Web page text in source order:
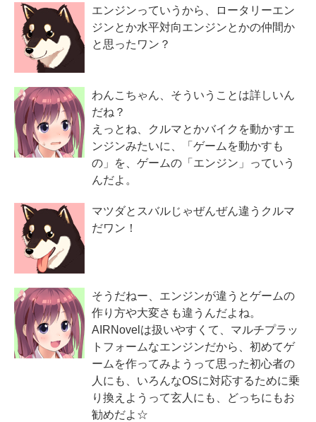
エンジンっていうから、ロータリーエン
ジンとか水平対向エンジンとかの仲間か
と思ったワン？
わんこちゃん、そういうことは詳しいん
だね？
えっとね、クルマとかバイクを動かすエ
ンジンみたいに、「ゲームを動かすも
の」を、ゲームの「エンジン」っていう
んだよ。
マツダとスバルじゃぜんぜん違うクルマ
だワン！
そうだねー、エンジンが違うとゲームの
作り方や大変さも違うんだよね。
AIRNovelは扱いやすくて、マルチプラッ
トフォームなエンジンだから、初めてゲ
ームを作ってみようって思った初心者の
人にも、いろんなOSに対応するために乗
り換えようって玄人にも、どっちにもお
勧めだよ☆